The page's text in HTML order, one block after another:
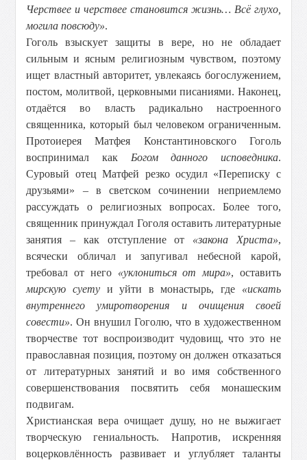
Черствее и черствее становится жизнь… Всё глухо,
могила повсюду».
Гоголь взыскует защиты в вере, но не обладает
сильным и ясным религиозным чувством, поэтому
ищет властный авторитет, увлекаясь богослужением,
постом, молитвой, церковными писаниями. Наконец,
отдаётся во власть радикально настроенного
священника, который был человеком ограниченным.
Протоиерея Матфея Константиновского Гоголь
воспринимал как Богом данного исповедника.
Суровый отец Матфей резко осудил «Переписку с
друзьями» – в светском сочинении неприемлемо
рассуждать о религиозных вопросах. Более того,
священник принуждал Гоголя оставить литературные
занятия – как отступление от «закона Христа»,
всячески обличал и запугивал небесной карой,
требовал от него «уклониться от мира», оставить
мирскую суету и уйти в монастырь, где «искать
внутреннего умиротворения и очищения своей
совести». Он внушил Гоголю, что в художественном
творчестве тот воспроизводит чудовищ, что это не
православная позиция, поэтому он должен отказаться
от литературных занятий и во имя собственного
совершенствования посвятить себя монашеским
подвигам.
Христианская вера очищает душу, но не выжигает
творческую гениальность. Напротив, искренняя
воцерковлённость развивает и углубляет таланты